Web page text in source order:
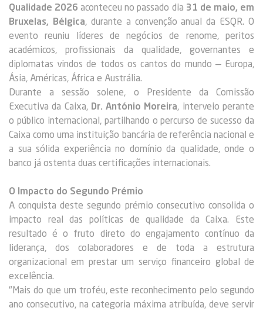
Qualidade 2026 aconteceu no passado dia 31 de maio, em
Bruxelas, Bélgica , durante a convenção anual da ESQR. O
evento reuniu líderes de negócios de renome, peritos
académicos, profissionais da qualidade, governantes e
diplomatas vindos de todos os cantos do mundo — Europa,
Ásia, Américas, África e Austrália.
Durante a sessão solene, o Presidente da Comissão
Executiva da Caixa, Dr. António Moreira , interveio perante
o público internacional, partilhando o percurso de sucesso da
Caixa como uma instituição bancária de referência nacional e
a sua sólida experiência no domínio da qualidade, onde o
banco já ostenta duas certificações internacionais.
O Impacto do Segundo Prémio
A conquista deste segundo prémio consecutivo consolida o
impacto real das políticas de qualidade da Caixa. Este
resultado é o fruto direto do engajamento contínuo da
liderança, dos colaboradores e de toda a estrutura
organizacional em prestar um serviço financeiro global de
excelência.
"Mais do que um troféu, este reconhecimento pelo segundo
ano consecutivo, na categoria máxima atribuída, deve servir